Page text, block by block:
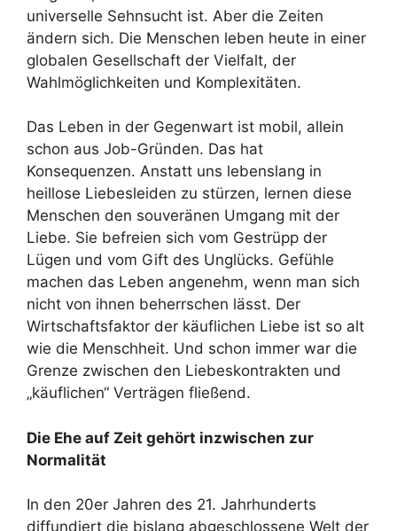
universelle Sehnsucht ist. Aber die Zeiten
ändern sich. Die Menschen leben heute in einer
globalen Gesellschaft der Vielfalt, der
Wahlmöglichkeiten und Komplexitäten.
Das Leben in der Gegenwart ist mobil, allein
schon aus Job-Gründen. Das hat
Konsequenzen. Anstatt uns lebenslang in
heillose Liebesleiden zu stürzen, lernen diese
Menschen den souveränen Umgang mit der
Liebe. Sie befreien sich vom Gestrüpp der
Lügen und vom Gift des Unglücks. Gefühle
machen das Leben angenehm, wenn man sich
nicht von ihnen beherrschen lässt. Der
Wirtschaftsfaktor der käuflichen Liebe ist so alt
wie die Menschheit. Und schon immer war die
Grenze zwischen den Liebeskontrakten und
„käuflichen“ Verträgen fließend.
Die Ehe auf Zeit gehört inzwischen zur
Normalität
In den 20er Jahren des 21. Jahrhunderts
diffundiert die bislang abgeschlossene Welt der